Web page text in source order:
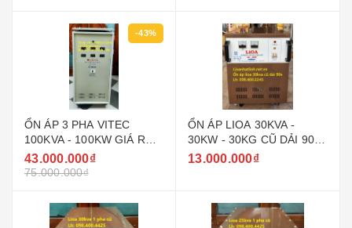
-43%
ỔN ÁP 3 PHA VITEC
100KVA - 100KW GIÁ RẺ
NHẤT THỊ TRƯỜNG
43.000.000₫
75.000.000₫
ỔN ÁP LIOA 30KVA -
30KW - 30KG CŨ DẢI 90V
~ 250V MODEL DRI -
13.000.000₫